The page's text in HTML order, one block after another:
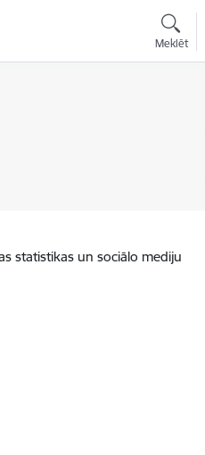
Meklēt
statistikas un sociālo mediju